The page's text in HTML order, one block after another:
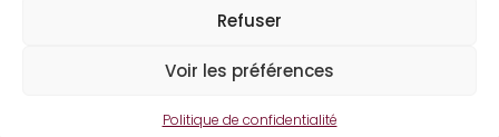
Refuser
Voir les préférences
Politique de confidentialité
Charlène Gouleau